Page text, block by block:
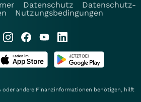
Datenschutz
Datenschutz-
Nutzungsbedingungen
oder andere Finanzinformationen benötigen, hilft